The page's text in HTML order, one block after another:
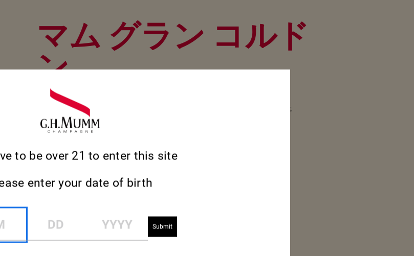
マム グラン コルド
ン
記念日のお祝いや、友人とのちょっとした集まりに、マム グラン コルドンの抜群に
フレッシュな味わいが、記憶に残る大切な時間をさらに輝かしいものにしてくれま
す。
to be over 21 to enter this site
enter your date of birth